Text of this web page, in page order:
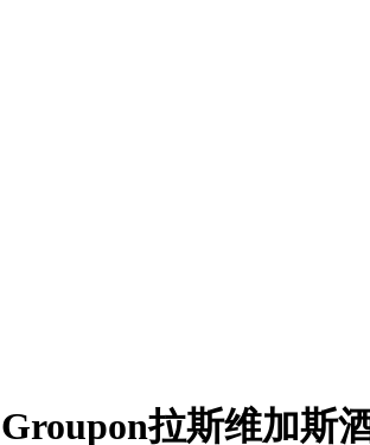
拉斯维加斯